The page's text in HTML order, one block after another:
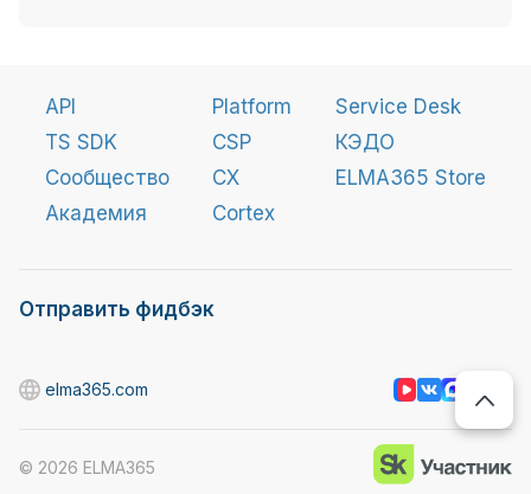
API
TS SDK
Сообщество
Академия
Platform
CSP
CX
Cortex
Service Desk
КЭДО
ELMA365 Store
Отправить фидбэк
© 2026 ELMA365
elma365.com